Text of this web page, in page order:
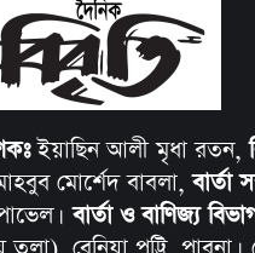
ইয়াছিন আলী মৃধা রতন,
মোর্শেদ বাবলা,বার্তা
বার্তা ও বাণিজ্য